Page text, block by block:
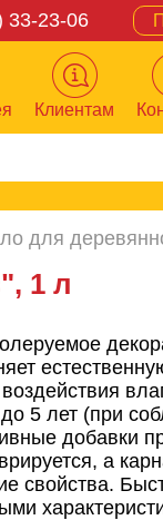
33-23-06
Клиентам
для
1 л
5 лет (при
добавки
а
свойства.